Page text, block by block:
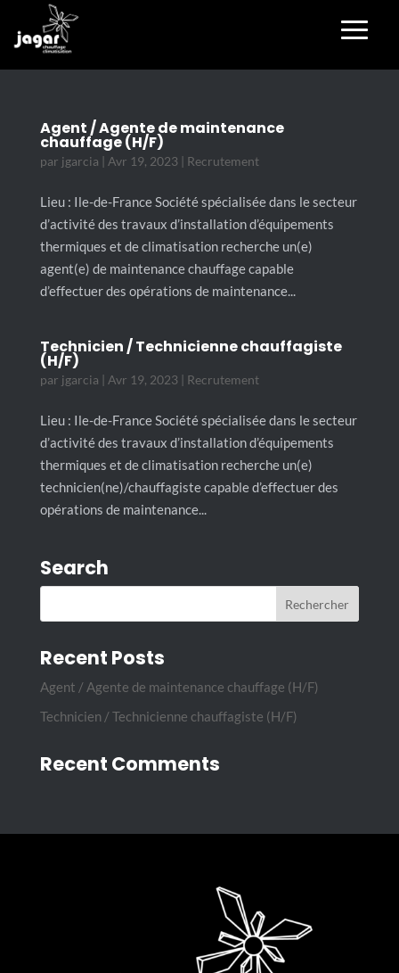
Agent / Agente de maintenance
chauffage (H/F)
par jgarcia | Avr 19, 2023 | Recrutement
Lieu : Ile-de-France Société spécialisée dans le secteur
d’activité des travaux d’installation d’équipements
thermiques et de climatisation recherche un(e)
agent(e) de maintenance chauffage capable
d’effectuer des opérations de maintenance...
Technicien / Technicienne chauffagiste
(H/F)
par jgarcia | Avr 19, 2023 | Recrutement
Lieu : Ile-de-France Société spécialisée dans le secteur
d’activité des travaux d’installation d’équipements
thermiques et de climatisation recherche un(e)
technicien(ne)/chauffagiste capable d’effectuer des
opérations de maintenance...
Search
Recent Posts
Agent / Agente de maintenance chauffage (H/F)
Technicien / Technicienne chauffagiste (H/F)
Recent Comments